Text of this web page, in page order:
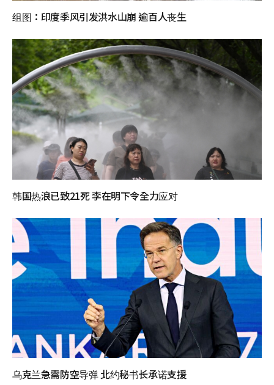
组图：印度季风引发洪水山崩 逾百人丧生
韩国热浪已致21死 李在明下令全力应对
乌克兰急需防空导弹 北约秘书长承诺支援